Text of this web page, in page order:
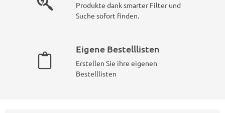
Produkte dank smarter Filter und
Suche sofort finden.
Eigene Bestelllisten
Erstellen Sie ihre eigenen
Bestelllisten